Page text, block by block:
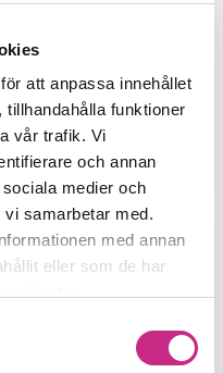
att anpassa innehållet
funktioner
vår trafik. Vi
och annan
medier och
samarbetar med.
med annan
eller som de har
Content Marketing.
den ger
växla upp?
lätt att producera
och nå fram till